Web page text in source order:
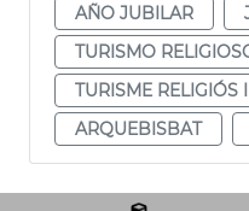
AÑO JUBILAR
TURISMO
TURISME RELIGIÓS
ARQUEBISBAT